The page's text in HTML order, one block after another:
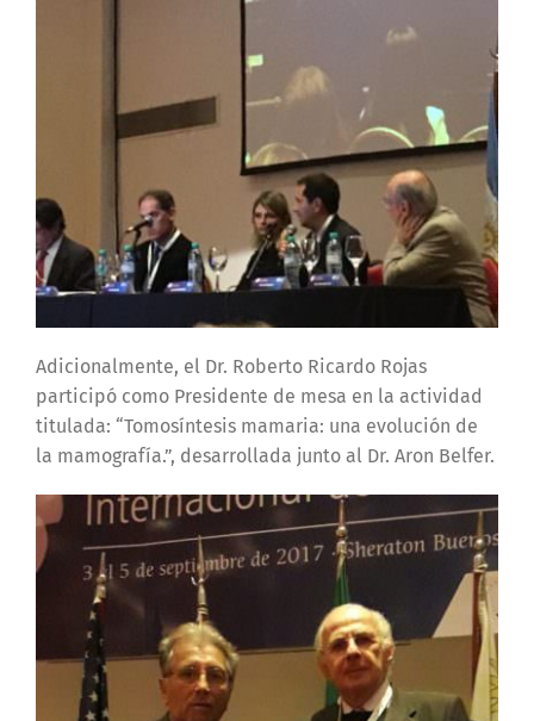
Adicionalmente, el Dr. Roberto Ricardo Rojas
participó como Presidente de mesa en la actividad
titulada: “Tomosíntesis mamaria: una evolución de
la mamografía.”, desarrollada junto al Dr. Aron Belfer.